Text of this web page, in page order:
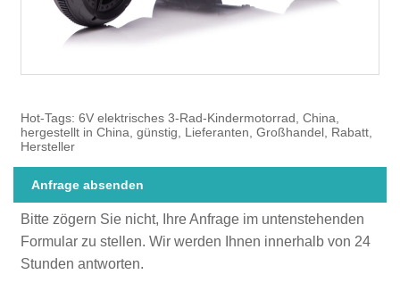
Hot-Tags: 6V elektrisches 3-Rad-Kindermotorrad, China,
hergestellt in China, günstig, Lieferanten, Großhandel, Rabatt,
Hersteller
Anfrage absenden
Bitte zögern Sie nicht, Ihre Anfrage im untenstehenden
Formular zu stellen. Wir werden Ihnen innerhalb von 24
Stunden antworten.